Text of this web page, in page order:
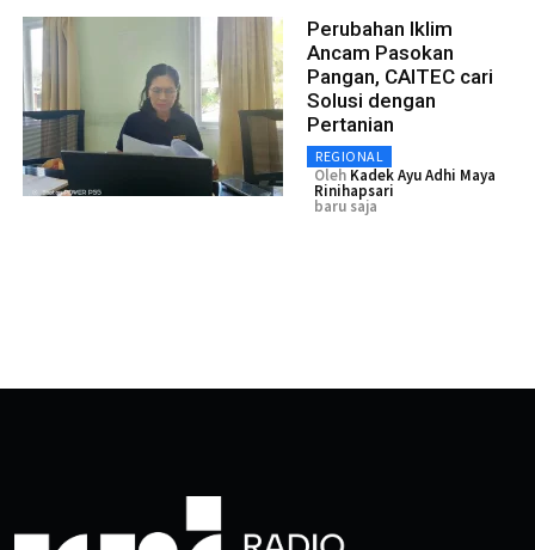
Perubahan Iklim
Ancam Pasokan
Pangan, CAITEC cari
Solusi dengan
Pertanian
REGIONAL
Oleh Kadek Ayu Adhi Maya
Rinihapsari
baru saja